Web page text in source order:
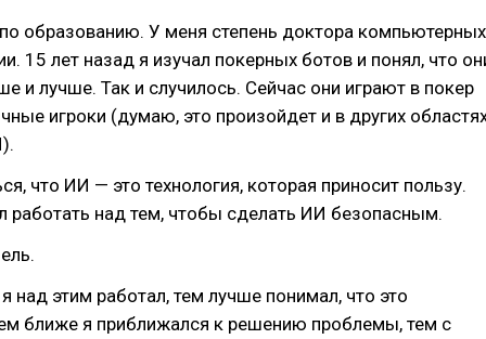
образованию. У меня степень доктора компьютерных
15 лет назад я изучал покерных ботов и понял, что
и лучше. Так и случилось. Сейчас они играют в покер
игроки (думаю, это произойдет и в других
что ИИ — это технология, которая приносит пользу.
работать над тем, чтобы сделать ИИ безопасным.
над этим работал, тем лучше понимал, что это
ближе я приближался к решению проблемы, тем с